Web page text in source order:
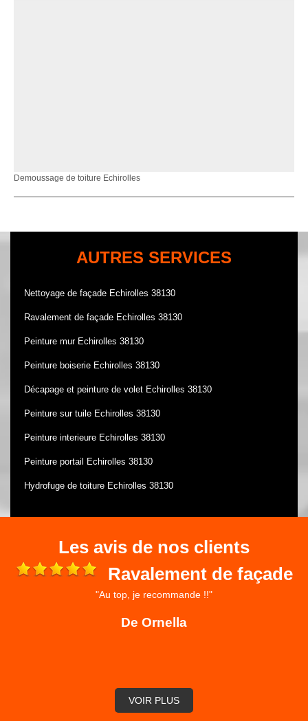
Demoussage de toiture Echirolles
AUTRES SERVICES
Nettoyage de façade Echirolles 38130
Ravalement de façade Echirolles 38130
Peinture mur Echirolles 38130
Peinture boiserie Echirolles 38130
Décapage et peinture de volet Echirolles 38130
Peinture sur tuile Echirolles 38130
Peinture interieure Echirolles 38130
Peinture portail Echirolles 38130
Hydrofuge de toiture Echirolles 38130
Les avis de nos clients
de façade
"Nous avons fait appel à
professionnel, une équipe dynamique
VOIR PLUS